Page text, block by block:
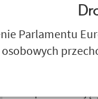
Wojciech
Parlamentu